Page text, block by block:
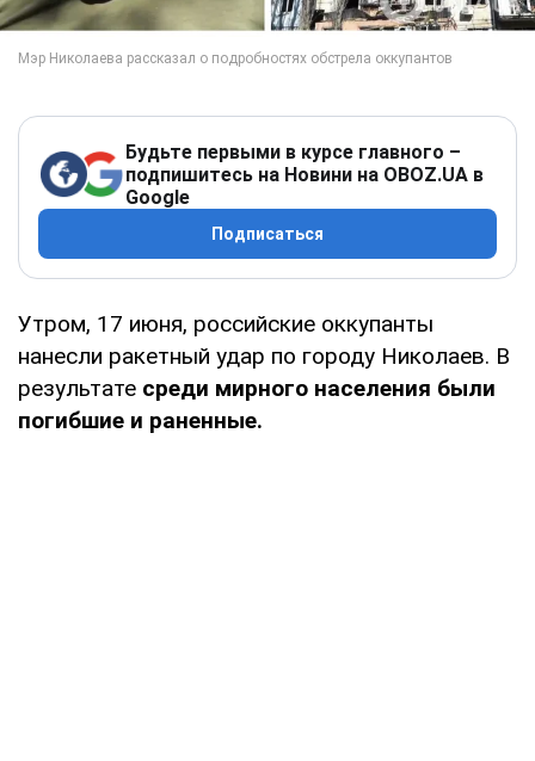
Будьте первыми в курсе главного –
подпишитесь на Новини на OBOZ.UA в
Google
Подписаться
Утром, 17 июня, российские оккупанты
нанесли ракетный удар по городу Николаев. В
результате среди мирного населения были
погибшие и раненные.